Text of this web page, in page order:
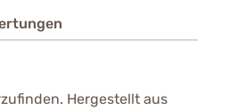
Hergestellt aus